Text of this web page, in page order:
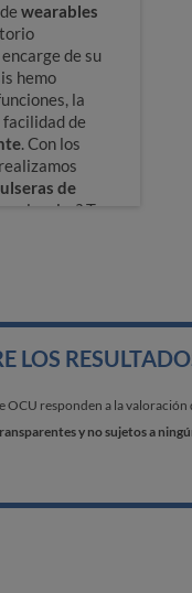
wearables
de su
hemo
la
de
. Con los
de
el mejor? Te
LOS
OCU responden a la
y no sujetos a